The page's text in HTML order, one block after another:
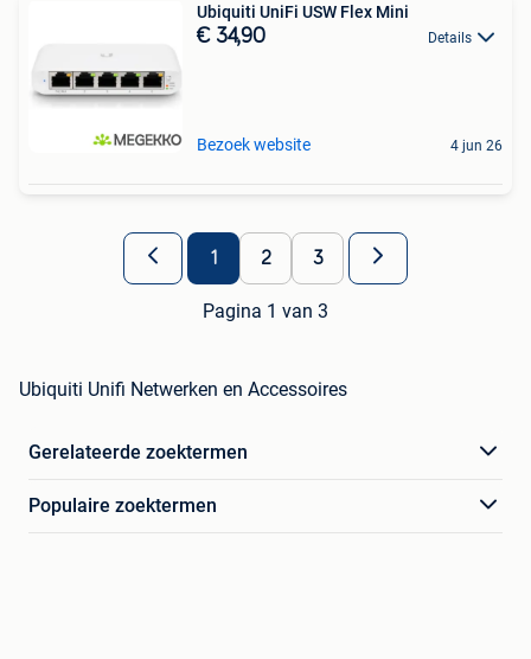
Ubiquiti UniFi USW Flex Mini
€ 34,90 Details
Bezoek website 4 jun 26
1 2 3
Pagina 1 van 3
Ubiquiti Unifi Netwerken en Accessoires
Gerelateerde zoektermen
Populaire zoektermen